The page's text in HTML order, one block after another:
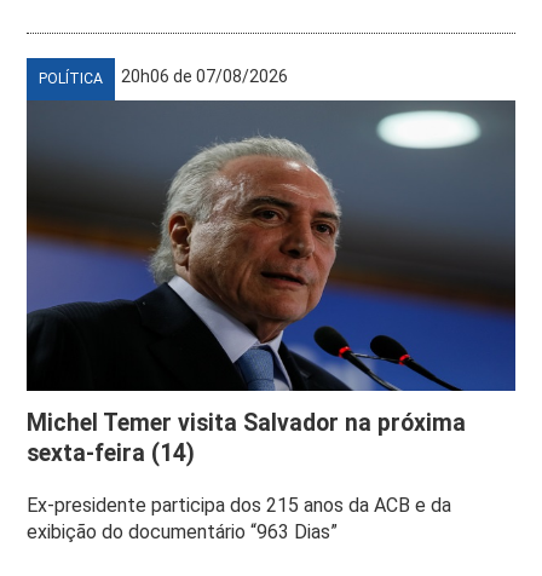
POLÍTICA 20h06 de 07/08/2026
Michel Temer visita Salvador na próxima
sexta-feira (14)
Ex-presidente participa dos 215 anos da ACB e da
exibição do documentário “963 Dias”